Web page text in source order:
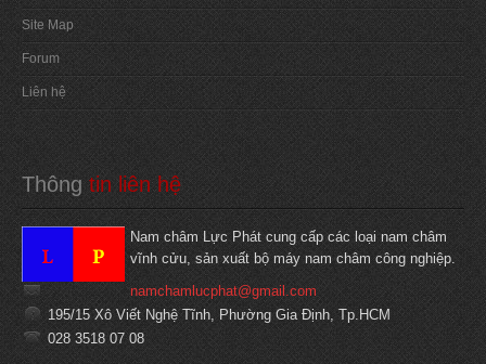
Site Map
Forum
Liên hệ
Thông tin liên hệ
Nam châm Lực Phát cung cấp các loại nam châm
vĩnh cửu, sản xuất bộ máy nam châm công nghiệp.
namchamlucphat@gmail.com
195/15 Xô Viết Nghệ Tĩnh, Phường Gia Định, Tp.HCM
028 3518 07 08